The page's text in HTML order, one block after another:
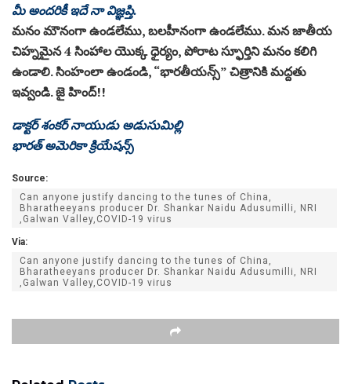
మీ అందరికీ ఇదే నా విజ్ఞప్తి.
మనం మౌనంగా ఉండలేము, బలహీనంగా ఉండలేము. మన జాతీయ
చిహ్నమైన 4 సింహాల యొక్క ధైర్యం, పోరాట స్ఫూర్తిని మనం కలిగి
ఉండాలి. సింహంలా ఉండండి, “భారతీయన్స్” చిత్రానికి మద్దతు
ఇవ్వండి. జై హింద్!!
డాక్టర్ శంకర్ నాయుడు అడుసుమిల్లి
భారత్ అమెరికా క్రియేషన్స్
Source:
Can anyone justify dancing to the tunes of China,
Bharatheeyans producer Dr. Shankar Naidu Adusumilli, NRI
,Galwan Valley,COVID-19 virus
Via:
Can anyone justify dancing to the tunes of China,
Bharatheeyans producer Dr. Shankar Naidu Adusumilli, NRI
,Galwan Valley,COVID-19 virus